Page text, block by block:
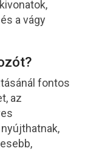
a vágy
fontos
az